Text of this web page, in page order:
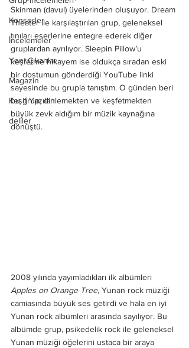
Konserler
İncelemeler
Yeni Çıkanlar
Magazin
Keşif Yazıları
deliler
Skinman (davul) üyelerinden oluşuyor. Dream
Theater ile karşılaştırılan grup, geleneksel
tınıları eserlerine entegre ederek diğer
gruplardan ayrılıyor. Sleepin Pillow’u
keşfetme hikayem ise oldukça sıradan eski
bir dostumun gönderdiği YouTube linki
sayesinde bu grupla tanıştım. O günden beri
bu grup, dinlemekten ve keşfetmekten
büyük zevk aldığım bir müzik kaynağına
dönüştü.
2008 yılında yayımladıkları ilk albümleri
Apples on Orange Tree, Yunan rock müziği
camiasında büyük ses getirdi ve hala en iyi
Yunan rock albümleri arasında sayılıyor. Bu
albümde grup, psikedelik rock ile geleneksel
Yunan müziği öğelerini ustaca bir araya